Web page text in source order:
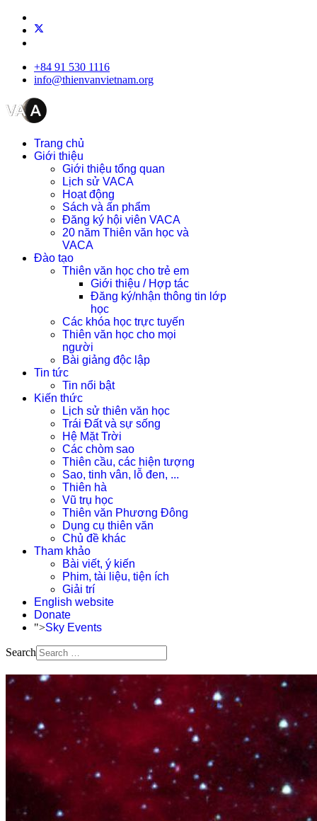
+84 91 530 1116
info@thienvanvietnam.org
Trang chủ
Giới thiệu
Giới thiệu tổng quan
Lịch sử VACA
Hoạt động
Sách và ấn phẩm
Đăng ký hội viên VACA
20 năm Thiên văn học và
VACA
Đào tạo
Thiên văn học cho trẻ em
Giới thiệu / Hợp tác
Đăng ký/nhận thông tin lớp
học
Các khóa học trực tuyến
Thiên văn học cho mọi
người
Bài giảng độc lập
Tin tức
Tin nổi bật
Kiến thức
Lịch sử thiên văn học
Trái Đất và sự sống
Hệ Mặt Trời
Các chòm sao
Thiên cầu, các hiện tượng
Sao, tinh vân, lỗ đen, ...
Thiên hà
Vũ trụ học
Thiên văn Phương Đông
Dụng cụ thiên văn
Chủ đề khác
Tham khảo
Bài viết, ý kiến
Phim, tài liệu, tiện ích
Giải trí
English website
Donate
">Sky Events
Search